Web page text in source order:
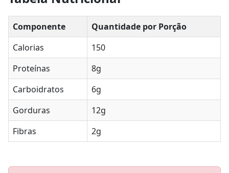
Componente
Quantidade por Porção
Calorias
150
Proteínas
8g
Carboidratos
6g
Gorduras
12g
Fibras
2g